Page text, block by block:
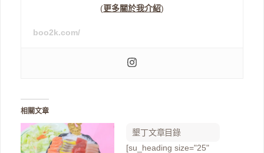
(更多關於我介紹)
boo2k.com/
相關文章
墾丁文章目錄
[su_heading size="25"